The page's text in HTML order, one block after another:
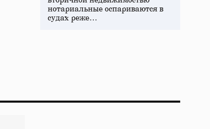
нотариальные оспариваются в
судах реже…